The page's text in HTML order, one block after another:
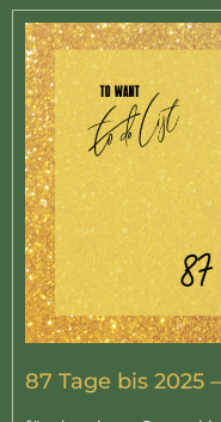
87 Tage bis 2025